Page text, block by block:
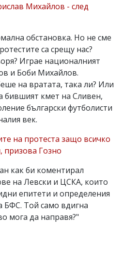
Михайлов - след
обстановка. Но не сме
са срещу нас?
Играе националният
и Боби Михайлов.
на вратата, така ли? Или
бившият кмет на Сливен,
български футболисти
век.
на протеста защо всичко
призова Гозно
как би коментирал
на Левски и ЦСКА, които
епитети и определения
БФС. Той само вдигна
мога да направя?"